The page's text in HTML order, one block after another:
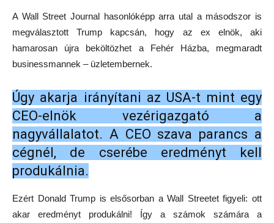
A Wall Street Journal hasonlóképp arra utal a másodszor is
megválasztott Trump kapcsán, hogy az ex elnök, aki
hamarosan újra beköltözhet a Fehér Házba, megmaradt
businessmannek – üzletembernek.
Úgy akarja irányítani az USA-t mint egy
CEO-elnök vezérigazgató a
nagyvállalatot. A CEO szava parancs a
cégnél, de cserébe eredményt kell
produkálnia.
Ezért Donald Trump is elsősorban a Wall Streetet figyeli: ott
akar eredményt produkálni! Így a számok számára a